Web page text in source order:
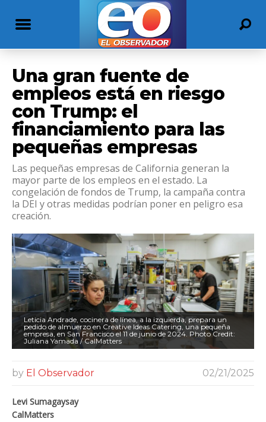
Una gran fuente de
empleos está en riesgo
con Trump: el
financiamiento para las
pequeñas empresas
Las pequeñas empresas de California generan la
mayor parte de los empleos en el estado. La
congelación de fondos de Trump, la campaña contra
la DEI y otras medidas podrían poner en peligro esa
creación.
Leticia Andrade, cocinera de línea, a la izquierda, prepara un
pedido de almuerzo en Creative Ideas Catering, una pequeña
empresa, en San Francisco el 11 de junio de 2024. Photo Credit:
Juliana Yamada / CalMatters
by El Observador 02/21/2025
Levi Sumagaysay
CalMatters